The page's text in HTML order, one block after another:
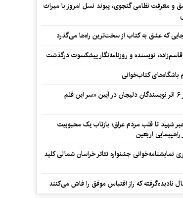
و معرفت نظامی گنجوی، پیوند نسل امروز با میراث
که عشق به کتاب از سخت‌ترین راه‌ها می‌گذرد
قاسم‌زاده، نویسنده و روزنامه‌نگار پیشکسوت درگذشت
باشگاه‌های کتاب‌خوانی
رونمایی از ۶ اثر نویسندگان دلیجان در آیین «سر این قلم
شهید تا قلب مردم عراق؛ بازتاب یک محبوبیت
اربعین
نمایشنامه‌خوانی جشنواره تئاتر خراسان شمالی کلید
نادیده‌گرفته که راز اقتباس موفق را فاش می‌کنند